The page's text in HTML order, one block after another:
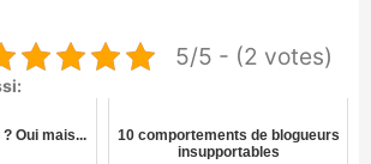
5/5 - (2 votes)
Oui mais...
10 comportements de blogueurs
insupportables